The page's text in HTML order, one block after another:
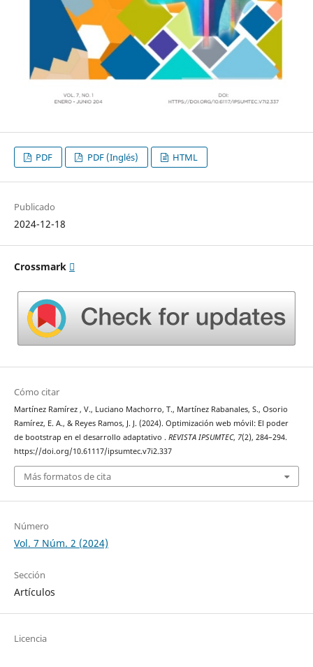
PDF PDF (Inglés) HTML
Publicado
2024-12-18
Crossmark
Cómo citar
Martínez Ramírez , V., Luciano Machorro, T., Martínez Rabanales, S., Osorio
Ramírez, E. A., & Reyes Ramos, J. J. (2024). Optimización web móvil: El poder
de bootstrap en el desarrollo adaptativo . REVISTA IPSUMTEC, 7(2), 284–294.
https://doi.org/10.61117/ipsumtec.v7i2.337
Más formatos de cita
Número
Vol. 7 Núm. 2 (2024)
Sección
Artículos
Licencia